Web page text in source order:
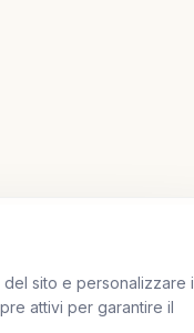
sito e personalizzare i
attivi per garantire il